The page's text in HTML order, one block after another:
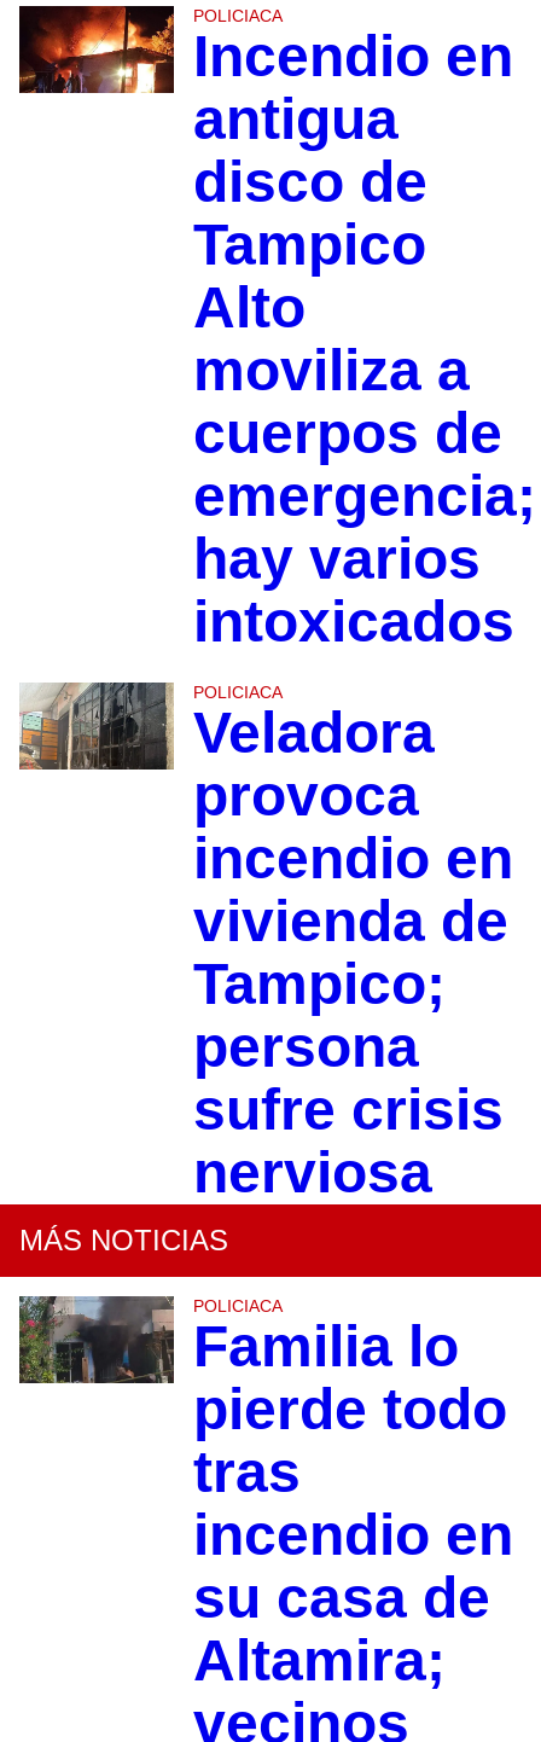
POLICIACA
Incendio en
antigua
disco de
Tampico
Alto
moviliza a
cuerpos de
emergencia;
hay varios
intoxicados
POLICIACA
Veladora
provoca
incendio en
vivienda de
Tampico;
persona
sufre crisis
nerviosa
MÁS NOTICIAS
POLICIACA
Familia lo
pierde todo
tras
incendio en
su casa de
Altamira;
vecinos